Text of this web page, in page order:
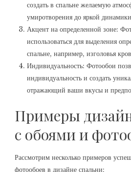
создать в спальне желаемую
умиротворения до яркой
Акцент на определенной зоне:
использоваться для выделения
спальне, например, изголовья
Индивидуальность: Фотообои
индивидуальность и создать
отражающий ваши вкусы и
Примеры
с обоями и
Рассмотрим несколько примеров
фотообоев в дизайне спальни: